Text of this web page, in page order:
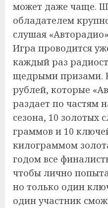
может даже чаще.
обладателем
слушая
Игра проводится
каждый раз
щедрыми призами.
рублей, которые
раздает по частям
сезона, 10 золотых
граммов и 10
килограммом
годом все
чтобы лично
но только один
один участник